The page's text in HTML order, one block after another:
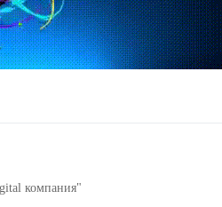
компания"